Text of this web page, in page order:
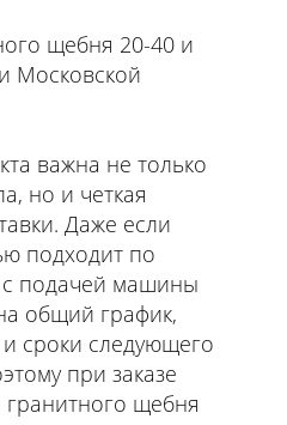
щебня 20-40 и
Московской
важна не только
но и четкая
Даже если
подходит по
с подачей машины
общий график,
и сроки следующего
при заказе
щебня